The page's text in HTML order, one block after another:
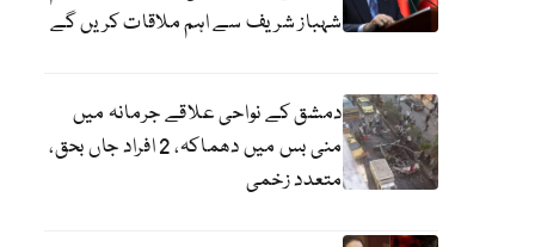
شہباز شریف سے اہم ملاقات کریں گے
دمشق کے نواحی علاقے جرمانہ میں
منی بس میں دھماکہ، 2 افراد جاں بحق،
متعدد زخمی